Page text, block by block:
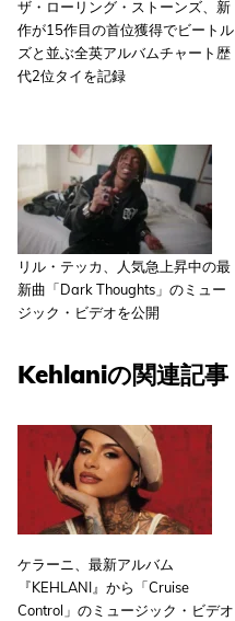
ザ・ローリング・ストーンズ、新
作が15作目の首位獲得でビートル
ズと並ぶ全英アルバムチャート歴
代2位タイを記録
リル・テッカ、人気急上昇中の最
新曲「Dark Thoughts」のミュー
ジック・ビデオを公開
Kehlaniの関連記事
ケラーニ、最新アルバム
『KEHLANI』から「Cruise
Control」のミュージック・ビデオ